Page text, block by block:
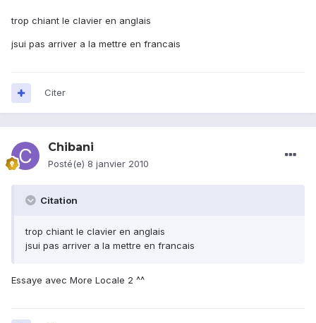
trop chiant le clavier en anglais
jsui pas arriver a la mettre en francais
Citer
Chibani
Posté(e) 8 janvier 2010
Citation
trop chiant le clavier en anglais
jsui pas arriver a la mettre en francais
Essaye avec More Locale 2 ^^